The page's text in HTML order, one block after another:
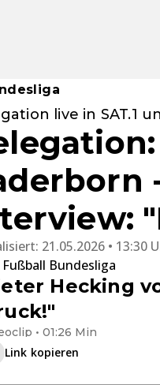
live in SAT.1
21.05.2026 • 13:30
Bundesliga
Hecking
• 01:26 Min
Link kopieren